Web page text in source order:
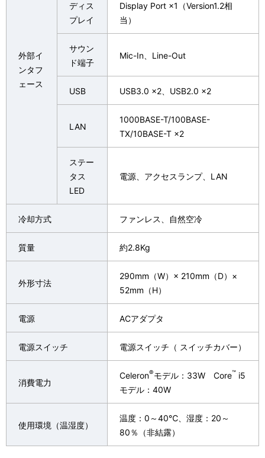
外部イ
ンタフ
ェース
ディス
プレイ
Display Port ×1（Version1.2相
当）
サウン
ド端子
Mic-In、Line-Out
USB USB3.0 ×2、USB2.0 ×2
LAN
1000BASE-T/100BASE-
TX/10BASE-T ×2
ステー
タス
LED
電源、アクセスランプ、LAN
冷却方式 ファンレス、自然空冷
質量 約2.8Kg
外形寸法
290mm（W）× 210mm（D）×
52mm（H）
電源 ACアダプタ
電源スイッチ 電源スイッチ（ スイッチカバー）
消費電力
Celeron®モデル：33W Core™ i5
モデル：40W
使用環境（温湿度）
温度：0～40℃、湿度：20～
80％（非結露）